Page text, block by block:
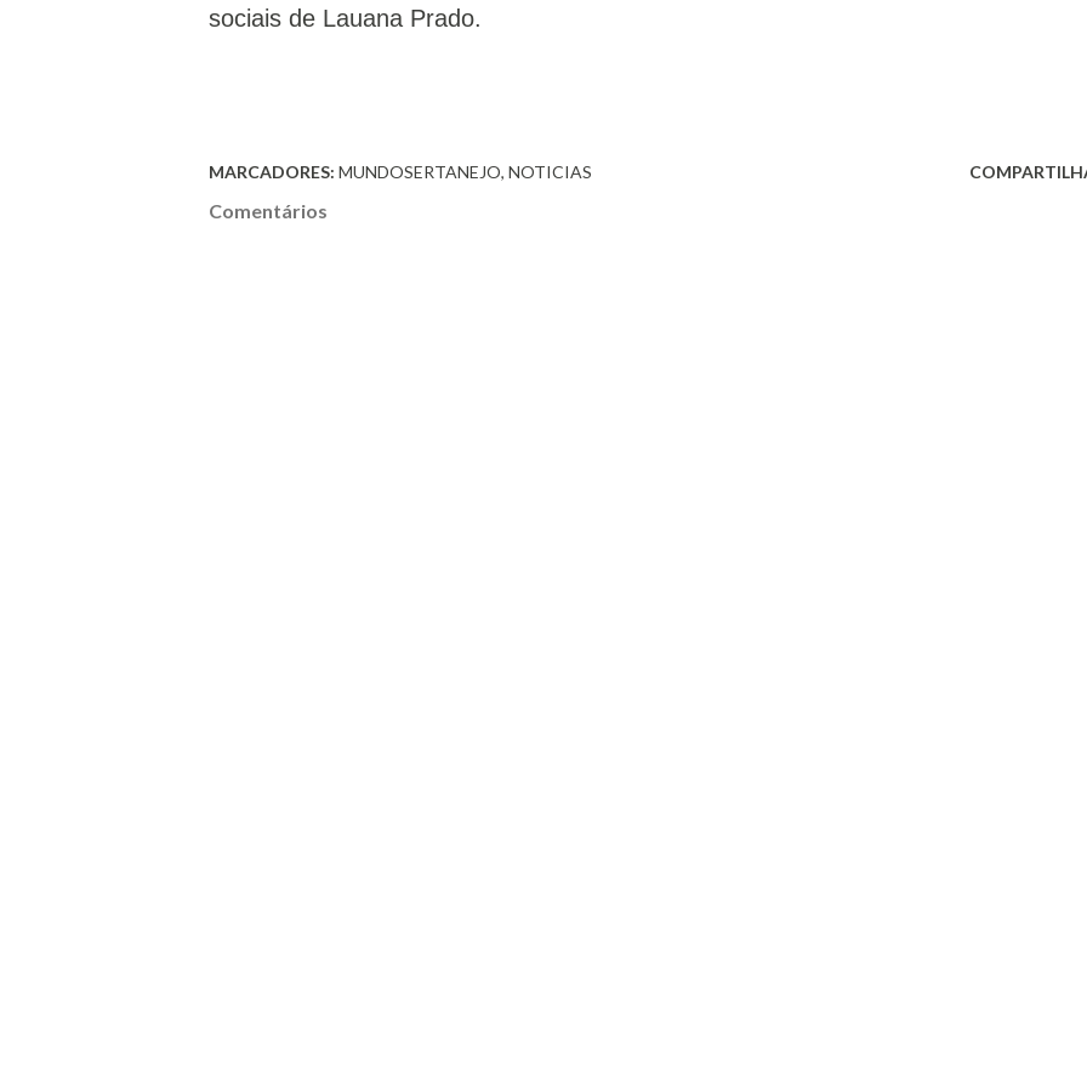
sociais de Lauana Prado.
MARCADORES: MUNDOSERTANEJO NOTICIAS
Comentários